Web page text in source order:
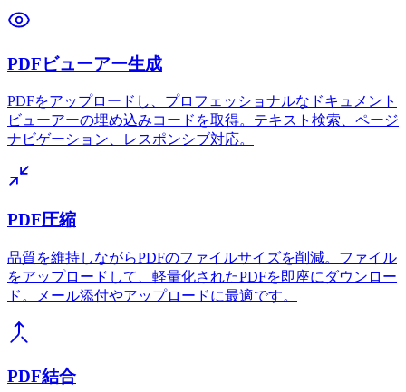
PDFビューアー生成
PDFをアップロードし、プロフェッショナルなドキュメント
ビューアーの埋め込みコードを取得。テキスト検索、ページ
ナビゲーション、レスポンシブ対応。
PDF圧縮
品質を維持しながらPDFのファイルサイズを削減。ファイル
をアップロードして、軽量化されたPDFを即座にダウンロー
ド。メール添付やアップロードに最適です。
PDF結合